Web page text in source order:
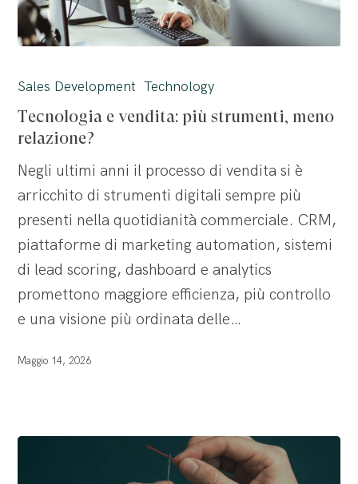
e
vendita:
più
meno
relazione?
Sales Development Technology
Tecnologia e vendita: più strumenti, meno
relazione?
Negli ultimi anni il processo di vendita si è
arricchito di strumenti digitali sempre più
presenti nella quotidianità commerciale. CRM,
piattaforme di marketing automation, sistemi
di lead scoring, dashboard e analytics
promettono maggiore efficienza, più controllo
e una visione più ordinata delle…
Maggio 14, 2026